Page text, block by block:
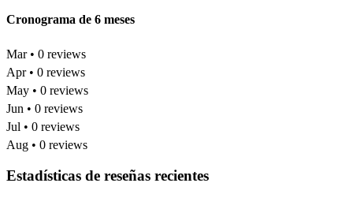
Cronograma de 6 meses
Mar • 0 reviews
Apr • 0 reviews
May • 0 reviews
Jun • 0 reviews
Jul • 0 reviews
Aug • 0 reviews
Estadísticas de reseñas recientes